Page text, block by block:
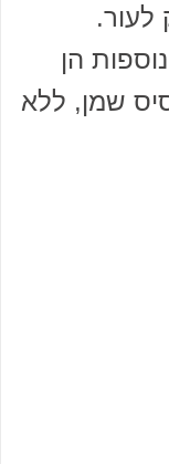
לעור.
הן
שמן, ללא